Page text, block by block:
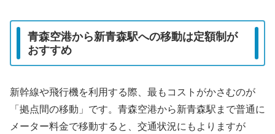
青森空港から新青森駅への移動は定額制が
おすすめ
新幹線や飛行機を利用する際、最もコストがかさむのが
「拠点間の移動」です。青森空港から新青森駅まで普通に
メーター料金で移動すると、交通状況にもよりますが